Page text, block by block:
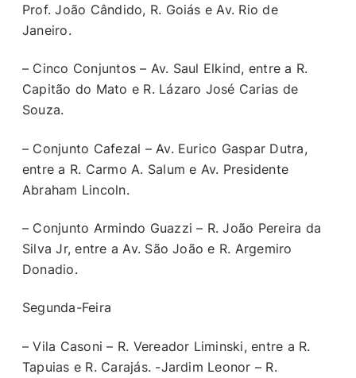
Prof. João Cândido, R. Goiás e Av. Rio de
Janeiro.
– Cinco Conjuntos – Av. Saul Elkind, entre a R.
Capitão do Mato e R. Lázaro José Carias de
Souza.
– Conjunto Cafezal – Av. Eurico Gaspar Dutra,
entre a R. Carmo A. Salum e Av. Presidente
Abraham Lincoln.
– Conjunto Armindo Guazzi – R. João Pereira da
Silva Jr, entre a Av. São João e R. Argemiro
Donadio.
Segunda-Feira
– Vila Casoni – R. Vereador Liminski, entre a R.
Tapuias e R. Carajás. -Jardim Leonor – R.